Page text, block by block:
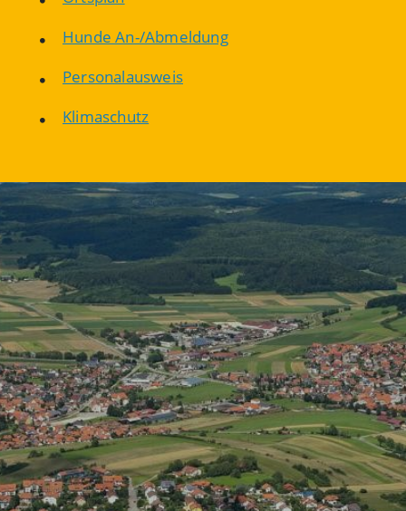
Hunde An-/Abmeldung
Personalausweis
Klimaschutz